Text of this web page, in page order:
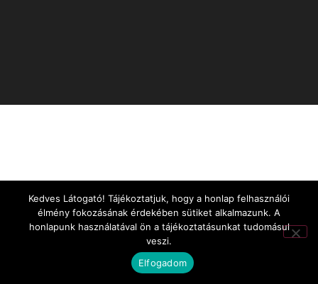
Kedves Látogató! Tájékoztatjuk, hogy a honlap felhasználói
élmény fokozásának érdekében sütiket alkalmazunk. A
honlapunk használatával ön a tájékoztatásunkat tudomásul
veszi.
Elfogadom